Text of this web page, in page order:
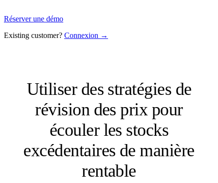
Réserver une démo
Existing customer? Connexion →
Utiliser des stratégies de
révision des prix pour
écouler les stocks
excédentaires de manière
rentable